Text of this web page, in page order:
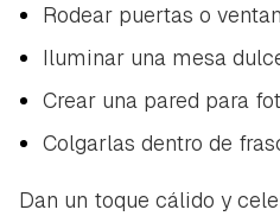
Rodear puertas o
Iluminar una mesa
Crear una pared para
Colgarlas dentro de
Dan un toque cálido y